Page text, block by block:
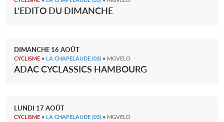
L'EDITO DU DIMANCHE
DIMANCHE 16 AOÛT
CYCLISME • LA CHAPELAUDE (03) • MGVELO
ADAC CYCLASSICS HAMBOURG
LUNDI 17 AOÛT
CYCLISME • LA CHAPELAUDE (03) • MGVELO